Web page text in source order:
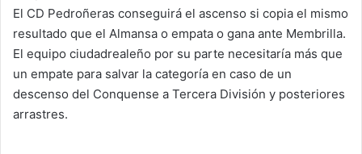
El CD Pedroñeras conseguirá el ascenso si copia el mismo
resultado que el Almansa o empata o gana ante Membrilla.
El equipo ciudadrealeño por su parte necesitaría más que
un empate para salvar la categoría en caso de un
descenso del Conquense a Tercera División y posteriores
arrastres.